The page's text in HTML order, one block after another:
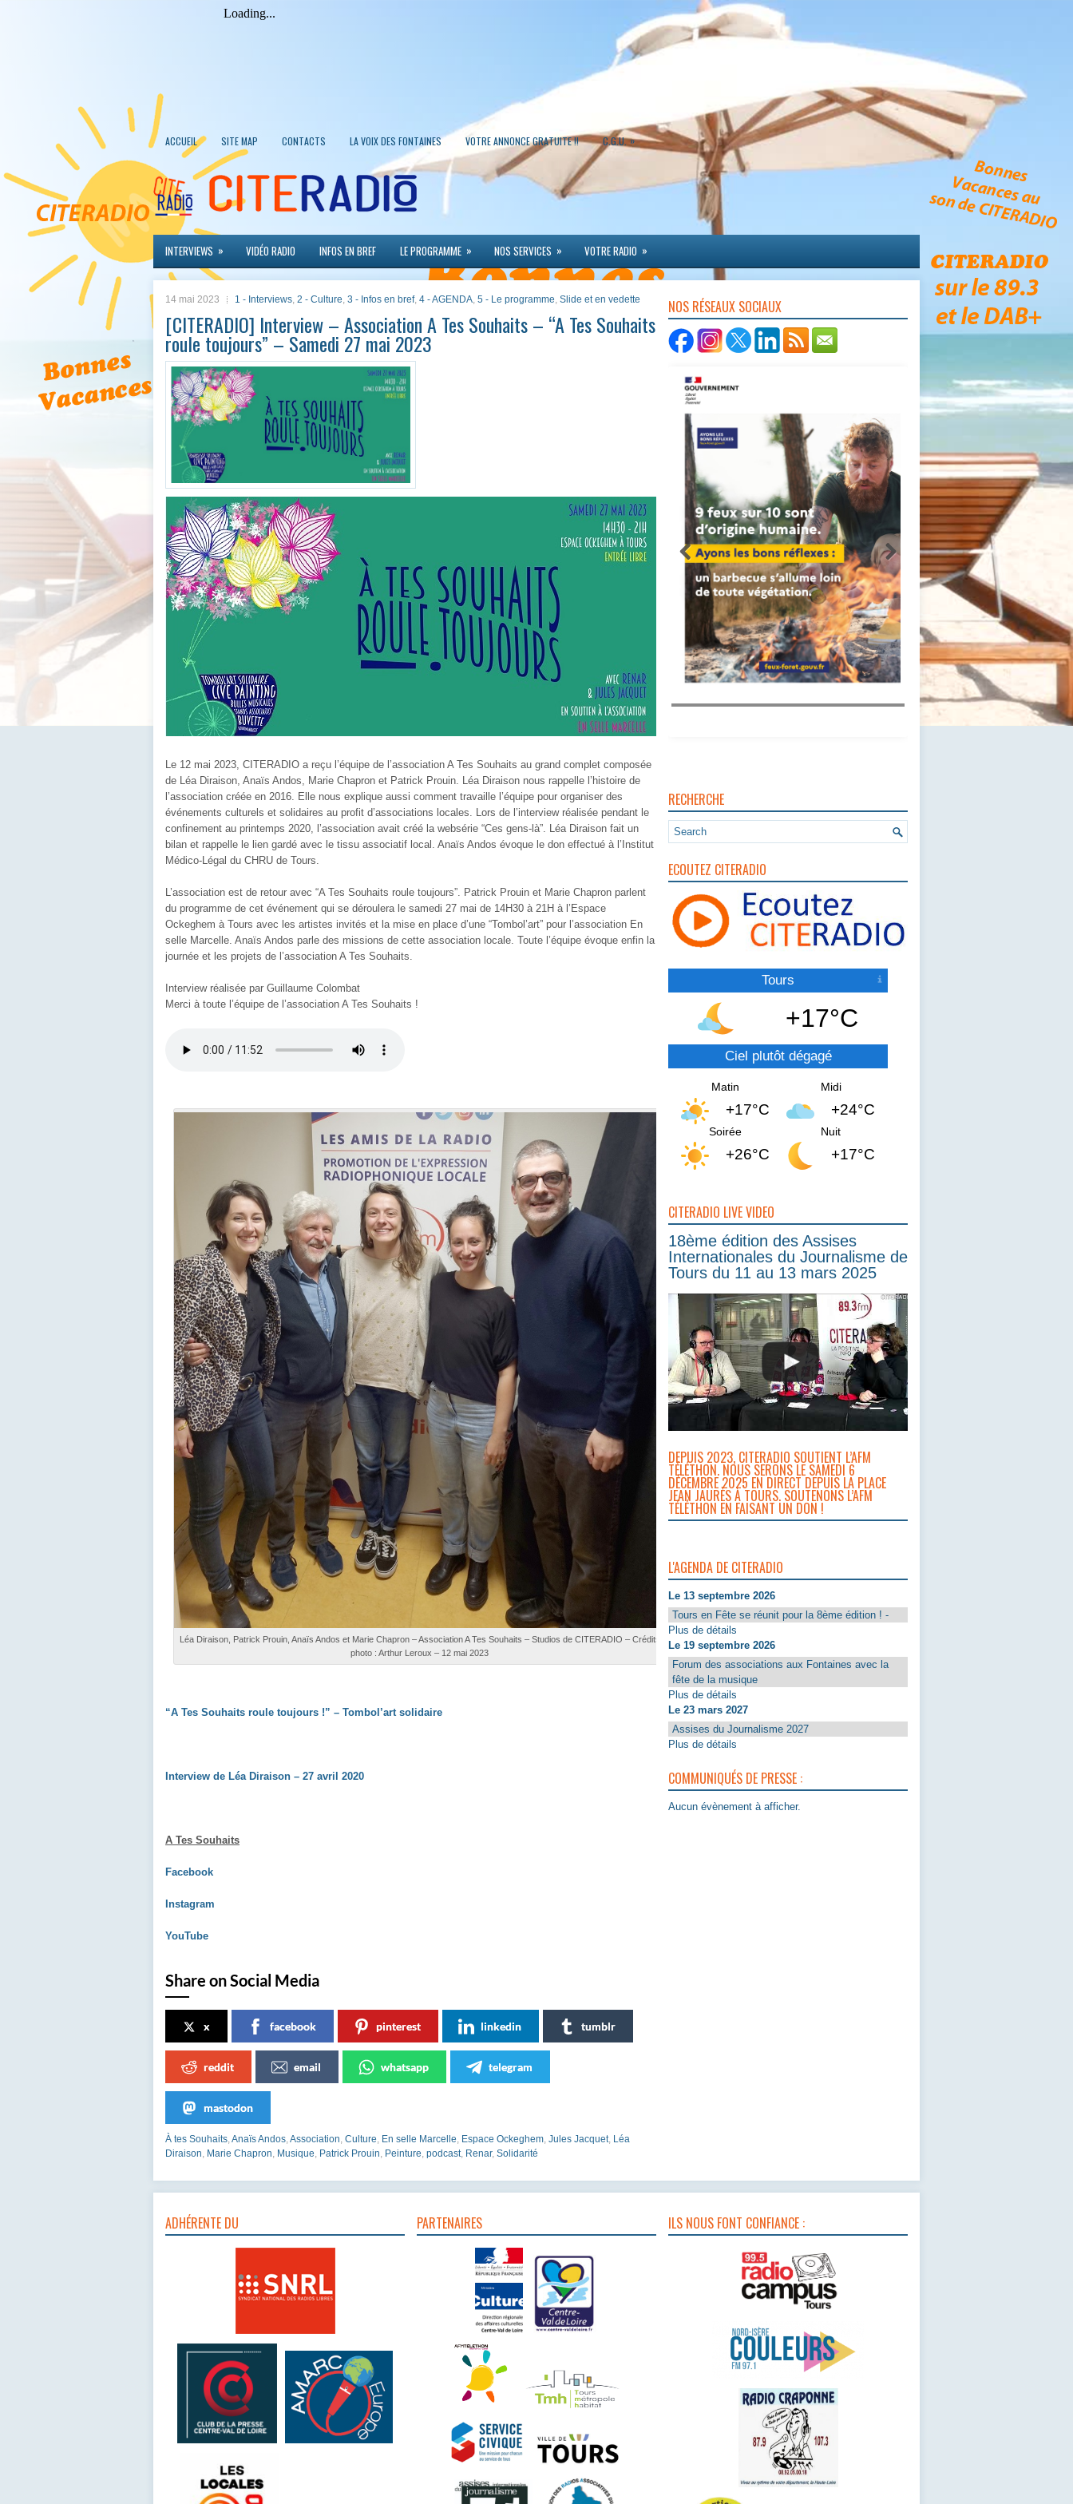
ACCUEIL SITE MAP CONTACTS LA VOIX DES FONTAINES VOTRE ANNONCE GRATUITE !! C.G.U. »
INTERVIEWS » VIDÉO RADIO INFOS EN BREF LE PROGRAMME » NOS SERVICES » VOTRE RADIO »
14 mai 2023 1 - Interviews, 2 - Culture, 3 - Infos en bref, 4 - AGENDA, 5 - Le programme, Slide et en vedette
[CITERADIO] Interview – Association A Tes Souhaits – “A Tes Souhaits
roule toujours” – Samedi 27 mai 2023
Le 12 mai 2023, CITERADIO a reçu l’équipe de l’association A Tes Souhaits au grand complet composée
de Léa Diraison, Anaïs Andos, Marie Chapron et Patrick Prouin. Léa Diraison nous rappelle l’histoire de
l’association créée en 2016. Elle nous explique aussi comment travaille l’équipe pour organiser des
événements culturels et solidaires au profit d’associations locales. Lors de l’interview réalisée pendant le
confinement au printemps 2020, l’association avait créé la websérie “Ces gens-là”. Léa Diraison fait un
bilan et rappelle le lien gardé avec le tissu associatif local. Anaïs Andos évoque le don effectué à l’Institut
Médico-Légal du CHRU de Tours.
L’association est de retour avec “A Tes Souhaits roule toujours”. Patrick Prouin et Marie Chapron parlent
du programme de cet événement qui se déroulera le samedi 27 mai de 14H30 à 21H à l’Espace
Ockeghem à Tours avec les artistes invités et la mise en place d’une “Tombol’art” pour l’association En
selle Marcelle. Anaïs Andos parle des missions de cette association locale. Toute l’équipe évoque enfin la
journée et les projets de l’association A Tes Souhaits.
Interview réalisée par Guillaume Colombat
Merci à toute l’équipe de l’association A Tes Souhaits !
Léa Diraison, Patrick Prouin, Anaïs Andos et Marie Chapron – Association A Tes Souhaits – Studios de CITERADIO – Crédits
photo : Arthur Leroux – 12 mai 2023
“A Tes Souhaits roule toujours !” – Tombol’art solidaire
Interview de Léa Diraison – 27 avril 2020
A Tes Souhaits
Facebook
Instagram
YouTube
Share on Social Media
x facebook pinterest linkedin tumblr
reddit email whatsapp telegram
mastodon
À tes Souhaits,Anaïs Andos,Association, Culture, En selle Marcelle, Espace Ockeghem, Jules Jacquet, Léa
Diraison, Marie Chapron, Musique, Patrick Prouin, Peinture, podcast, Renar, Solidarité
NOS RÉSEAUX SOCIAUX
RECHERCHE
ECOUTEZ CITERADIO
Tours
+17°C
Ciel plutôt dégagé
Matin
+17°C
Midi
+24°C
Soirée
+26°C
Nuit
+17°C
CITERADIO LIVE VIDEO
18ème édition des Assises
Internationales du Journalisme de
Tours du 11 au 13 mars 2025
DEPUIS 2023, CITERADIO SOUTIENT L’AFM
TÉLÉTHON. NOUS SERONS LE SAMEDI 6
DÉCEMBRE 2025 EN DIRECT DEPUIS LA PLACE
JEAN JAURÈS À TOURS. SOUTENONS L’AFM
TÉLÉTHON EN FAISANT UN DON !
L'AGENDA DE CITERADIO
Le 13 septembre 2026
Tours en Fête se réunit pour la 8ème édition ! -
Plus de détails
Le 19 septembre 2026
Forum des associations aux Fontaines avec la
fête de la musique
Plus de détails
Le 23 mars 2027
Assises du Journalisme 2027
Plus de détails
COMMUNIQUÉS DE PRESSE :
Aucun évènement à afficher.
ADHÉRENTE DU PARTENAIRES ILS NOUS FONT CONFIANCE :